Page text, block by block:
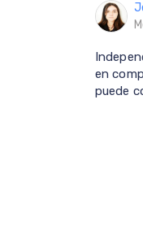
en
puede